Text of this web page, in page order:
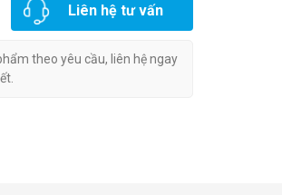
Liên hệ tư vấn
theo yêu cầu, liên hệ ngay